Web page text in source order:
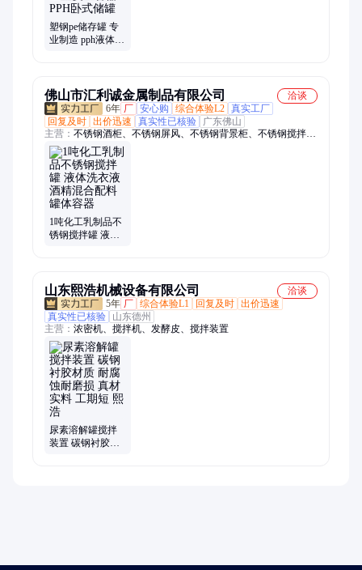
塑钢pe储存罐 专
业制造 pph液体搅
佛山市汇利诚金属制品有限公司
洽谈
6年 厂 安心购 综合体验L2 真实工厂
回复及时 出价迅速 真实性已核验
广东佛山
主营： 不锈钢酒柜、不锈钢屏风、不锈钢背景柜、不锈钢搅拌罐
加工厂、钣金加工、不锈钢制品、不锈钢加工、不锈钢储罐、不
锈钢料仓、焊接加工、不锈钢机架、激光切管、激光切割加工、
不锈钢板加工
1吨化工乳制品不
锈钢搅拌罐 液体
山东熙浩机械设备有限公司
洽谈
5年 厂 综合体验L1 回复及时 出价迅速
真实性已核验
山东德州
主营： 浓密机、搅拌机、发酵皮、搅拌装置
尿素溶解罐搅拌
装置 碳钢衬胶材